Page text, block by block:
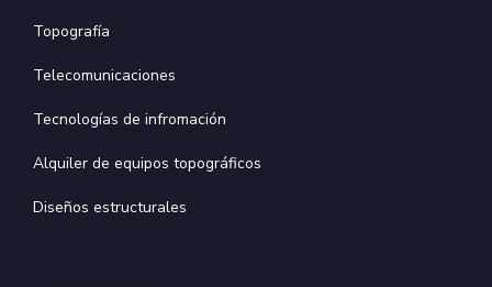
Topografía
Telecomunicaciones
Tecnologías de infromación
Alquiler de equipos topográficos
Diseños estructurales